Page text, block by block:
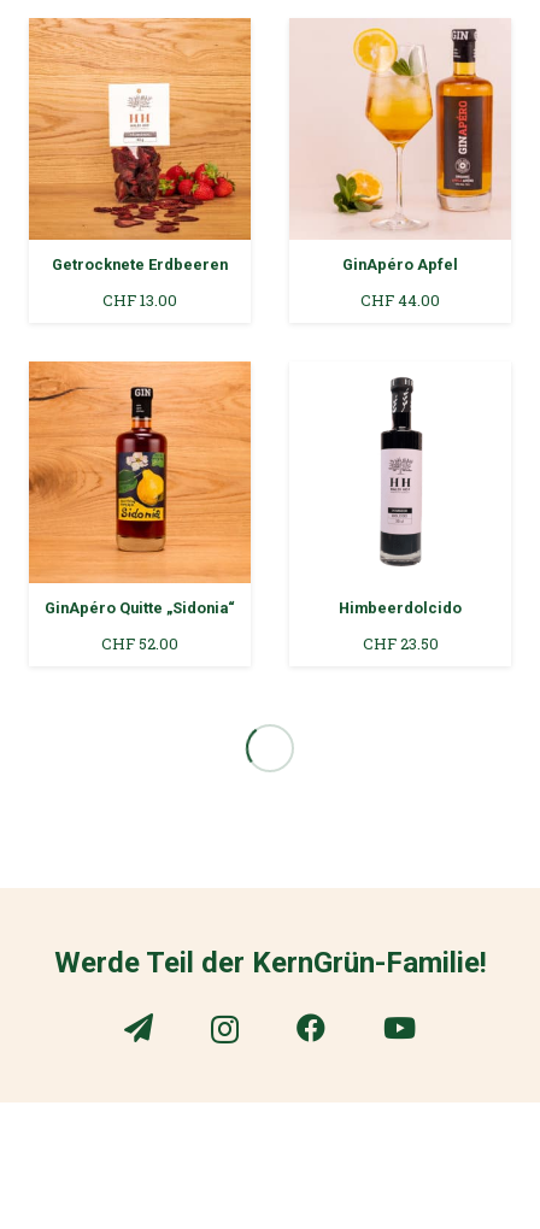
Getrocknete Erdbeeren
CHF13.00
GinApéro Apfel
CHF44.00
GinApéro Quitte „Sidonia“
CHF 52.00
Himbeerdolcido
CHF23.50
Werde Teil der KernGrün-Familie!